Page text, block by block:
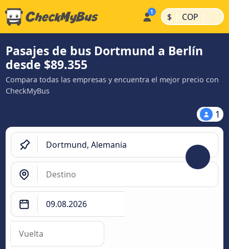
$ | COP |
Pasajes de bus Dortmund a Berlín
desde $89.355
Compara todas las empresas y encuentra el mejor precio con
CheckMyBus
1